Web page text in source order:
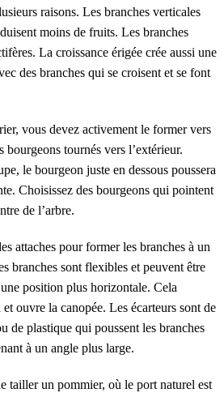
raisons. Les branches verticales
moins de fruits. Les branches
La croissance érigée crée aussi une
des branches qui se croisent et se font
vous devez activement le former vers
bourgeons tournés vers l’extérieur.
le bourgeon juste en dessous poussera
Choisissez des bourgeons qui pointent
de l’arbre.
attaches pour former les branches à un
branches sont flexibles et peuvent être
position plus horizontale. Cela
ouvre la canopée. Les écarteurs sont de
de plastique qui poussent les branches
à un angle plus large.
tailler un pommier, où le port naturel est